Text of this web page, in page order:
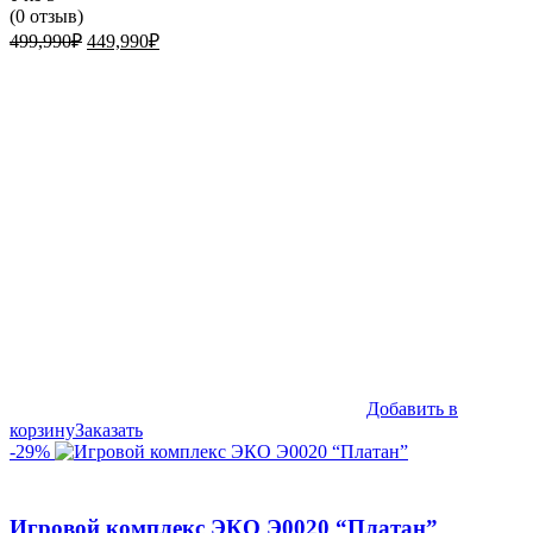
(0 отзыв)
499,990₽ Первоначальная
449,990₽Текущая
Добавить в
корзинуЗаказать
-29%
Игровой комплекс ЭКО Э0020 “Платан”